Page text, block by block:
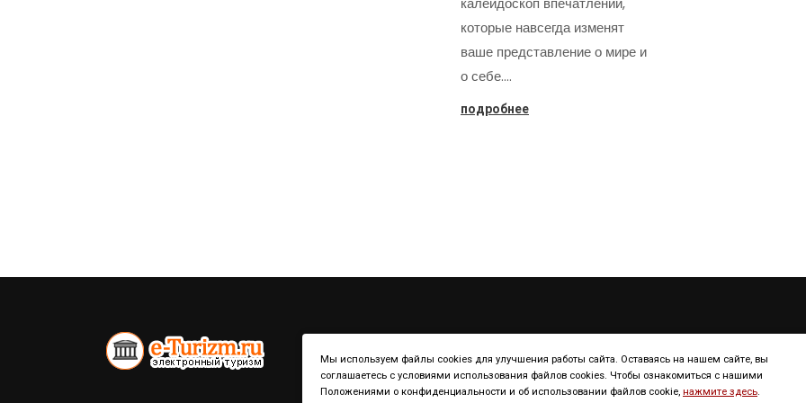
которые навсегда изменят
ваше представление о мире и
о себе.…
подробнее
Мы используем файлы cookies для улучшения работы сайта. Оставаясь на нашем сайте, вы
соглашаетесь с условиями использования файлов cookies. Чтобы ознакомиться с нашими
Положениями о конфиденциальности и об использовании файлов cookie, нажмите здесь.